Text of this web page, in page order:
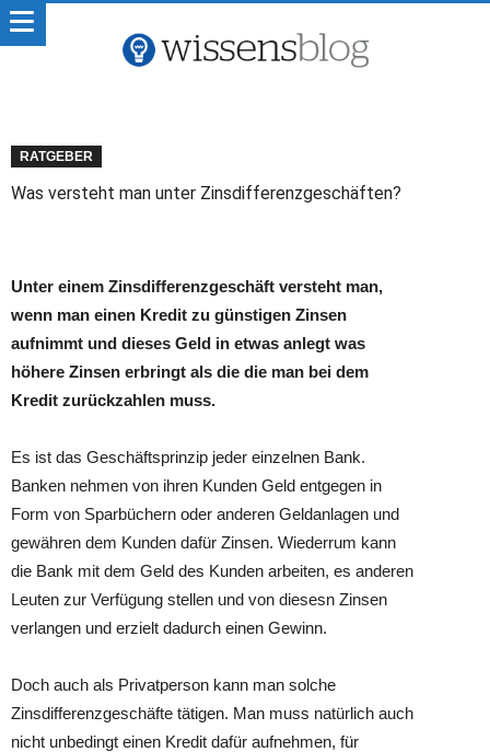
RATGEBER
Was versteht man unter Zinsdifferenzgeschäften?
Unter einem Zinsdifferenzgeschäft versteht man,
wenn man einen Kredit zu günstigen Zinsen
aufnimmt und dieses Geld in etwas anlegt was
höhere Zinsen erbringt als die die man bei dem
Kredit zurückzahlen muss.
Es ist das Geschäftsprinzip jeder einzelnen Bank.
Banken nehmen von ihren Kunden Geld entgegen in
Form von Sparbüchern oder anderen Geldanlagen und
gewähren dem Kunden dafür Zinsen. Wiederrum kann
die Bank mit dem Geld des Kunden arbeiten, es anderen
Leuten zur Verfügung stellen und von diesesn Zinsen
verlangen und erzielt dadurch einen Gewinn.
Doch auch als Privatperson kann man solche
Zinsdifferenzgeschäfte tätigen. Man muss natürlich auch
nicht unbedingt einen Kredit dafür aufnehmen, für